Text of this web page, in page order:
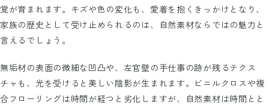
覚が育まれます。キズや色の変化も、愛着を抱くきっかけとなり、
家族の歴史として受け止められるのは、自然素材ならではの魅力と
言えるでしょう。
無垢材の表面の微細な凹凸や、左官壁の手仕事の跡が残るテクス
チャも、光を受けると美しい陰影が生まれます。ビニルクロスや複
合フローリングは時間が経つと劣化しますが、自然素材は時間とと